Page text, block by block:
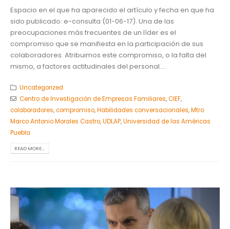
Espacio en el que ha aparecido el artículo y fecha en que ha
sido publicado: e-consulta (01-06-17). Una de las
preocupaciones más frecuentes de un líder es el
compromiso que se manifiesta en la participación de sus
colaboradores. Atribuimos este compromiso, o la falta del
mismo, a factores actitudinales del personal....
Uncategorized
Centro de Investigación de Empresas Familiares,CIEF,
colaboradores,compromiso,Habilidades conversacionales,Mtro.
Marco Antonio Morales Castro,UDLAP,Universidad de las Américas
Puebla
READ MORE...